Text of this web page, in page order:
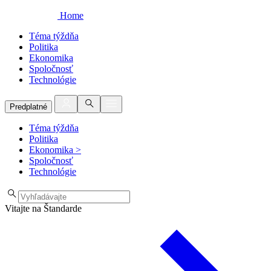
Home
Téma týždňa
Politika
Ekonomika
Spoločnosť
Technológie
Predplatné
Téma týždňa
Politika
Ekonomika >
Spoločnosť
Technológie
Vitajte na Štandarde